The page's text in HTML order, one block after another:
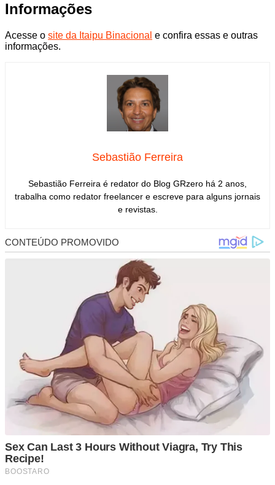
Informações
Acesse o site da Itaipu Binacional e confira essas e outras
informações.
Sebastião Ferreira
Sebastião Ferreira é redator do Blog GRzero há 2 anos,
trabalha como redator freelancer e escreve para alguns jornais
e revistas.